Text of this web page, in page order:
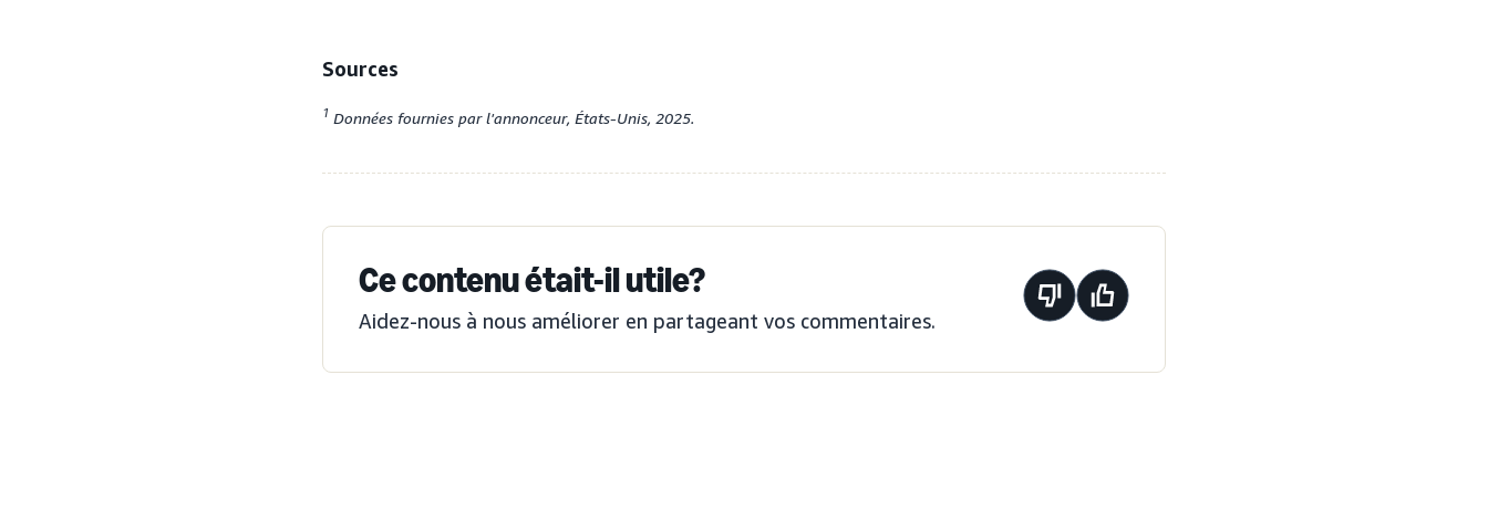
Sources
1 Données fournies par l'annonceur, États-Unis, 2025.
Ce contenu était-il utile?
Aidez-nous à nous améliorer en partageant vos commentaires.